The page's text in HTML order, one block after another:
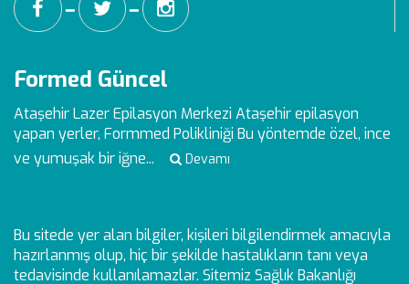
━ ━
Formed Güncel
Ataşehir Lazer Epilasyon Merkezi Ataşehir epilasyon
yapan yerler, Formmed Polikliniği Bu yöntemde özel, ince
ve yumuşak bir iğne...
Devamı
Bu sitede yer alan bilgiler, kişileri bilgilendirmek amacıyla
hazırlanmış olup, hiç bir şekilde hastalıkların tanı veya
tedavisinde kullanılamazlar. Sitemiz Sağlık Bakanlığı